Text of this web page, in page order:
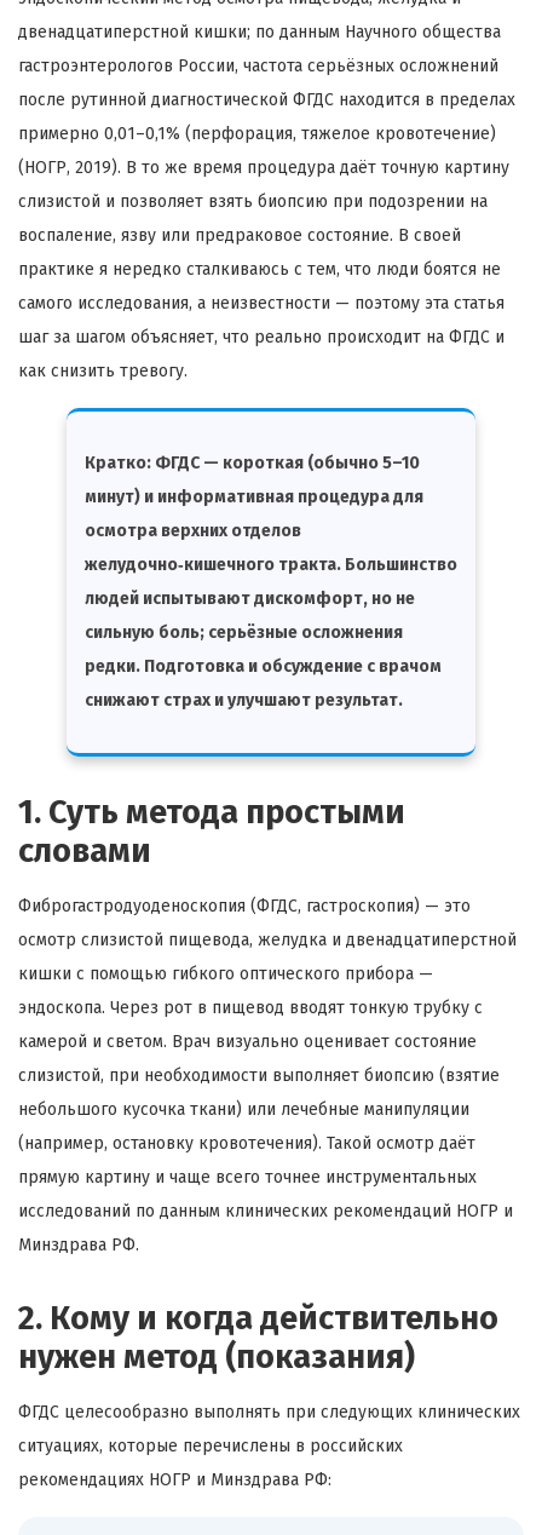
двенадцатиперстной кишки; по данным Научного общества
гастроэнтерологов России, частота серьёзных осложнений
после рутинной диагностической ФГДС находится в пределах
примерно 0,01–0,1% (перфорация, тяжелое кровотечение)
(НОГР, 2019). В то же время процедура даёт точную картину
слизистой и позволяет взять биопсию при подозрении на
воспаление, язву или предраковое состояние. В своей
практике я нередко сталкиваюсь с тем, что люди боятся не
самого исследования, а неизвестности — поэтому эта статья
шаг за шагом объясняет, что реально происходит на ФГДС и
как снизить тревогу.
Кратко: ФГДС — короткая (обычно 5–10
минут) и информативная процедура для
осмотра верхних отделов
желудочно‑кишечного тракта. Большинство
людей испытывают дискомфорт, но не
сильную боль; серьёзные осложнения
редки. Подготовка и обсуждение с врачом
снижают страх и улучшают результат.
1. Суть метода простыми
словами
Фиброгастродуоденоскопия (ФГДС, гастроскопия) — это
осмотр слизистой пищевода, желудка и двенадцатиперстной
кишки с помощью гибкого оптического прибора —
эндоскопа. Через рот в пищевод вводят тонкую трубку с
камерой и светом. Врач визуально оценивает состояние
слизистой, при необходимости выполняет биопсию (взятие
небольшого кусочка ткани) или лечебные манипуляции
(например, остановку кровотечения). Такой осмотр даёт
прямую картину и чаще всего точнее инструментальных
исследований по данным клинических рекомендаций НОГР и
Минздрава РФ.
2. Кому и когда действительно
нужен метод (показания)
ФГДС целесообразно выполнять при следующих клинических
ситуациях, которые перечислены в российских
рекомендациях НОГР и Минздрава РФ: